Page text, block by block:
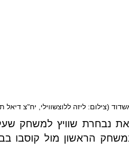
(צילום: ליזה ללוצשווילי, יח"צ דיאל
נבחרת שוויץ למשחק
הראשון מול קוסבו